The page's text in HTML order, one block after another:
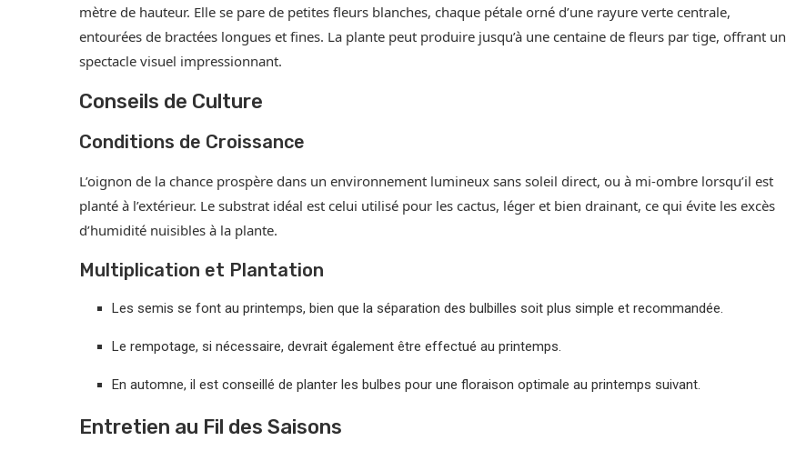
mètre de hauteur. Elle se pare de petites fleurs blanches, chaque pétale orné d’une rayure verte centrale,
entourées de bractées longues et fines. La plante peut produire jusqu’à une centaine de fleurs par tige, offrant un
spectacle visuel impressionnant.
Conseils de Culture
Conditions de Croissance
L’oignon de la chance prospère dans un environnement lumineux sans soleil direct, ou à mi-ombre lorsqu’il est
planté à l’extérieur. Le substrat idéal est celui utilisé pour les cactus, léger et bien drainant, ce qui évite les excès
d’humidité nuisibles à la plante.
Multiplication et Plantation
Les semis se font au printemps, bien que la séparation des bulbilles soit plus simple et recommandée.
Le rempotage, si nécessaire, devrait également être effectué au printemps.
En automne, il est conseillé de planter les bulbes pour une floraison optimale au printemps suivant.
Entretien au Fil des Saisons